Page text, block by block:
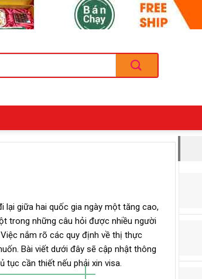
lại giữa hai quốc gia ngày một tăng cao,
trong những câu hỏi được nhiều người
nắm rõ các quy định về thị thực
Bài viết dưới đây sẽ cập nhật thông
tục cần thiết nếu phải xin visa.